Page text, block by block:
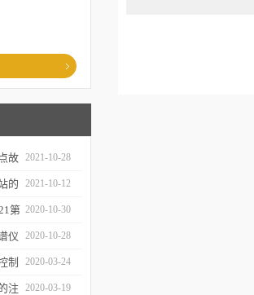
故 2021-10-28
的 2021-10-12
第
展
2020-10-30
仪 2020-10-28
制 2020-03-24
注 2020-03-19